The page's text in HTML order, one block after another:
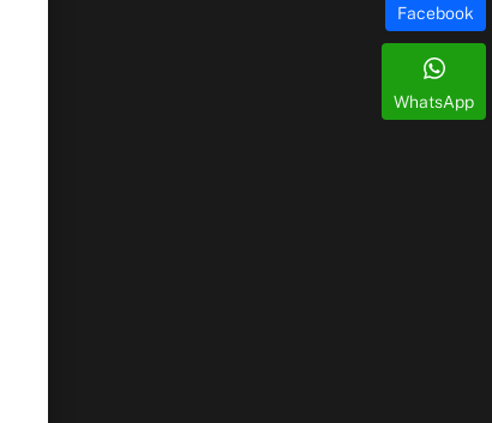
Facebook
WhatsApp